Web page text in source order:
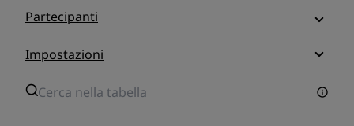
Partecipanti
Impostazioni